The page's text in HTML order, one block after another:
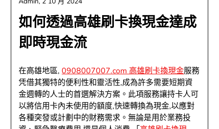
如何透過高雄刷卡換現金達成
即時現金流
在高雄地區,0908007007.com 高雄刷卡換現金服務
凭借其獨特的便利性和靈活性,成為許多需要短期資
金週轉的人士的首選解決方案。此項服務讓持卡人可
以將信用卡內未使用的額度,快速轉換為現金,以應對
各種突發或計劃中的財務需求。無論是用於業務投